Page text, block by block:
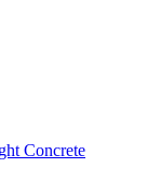
Concrete